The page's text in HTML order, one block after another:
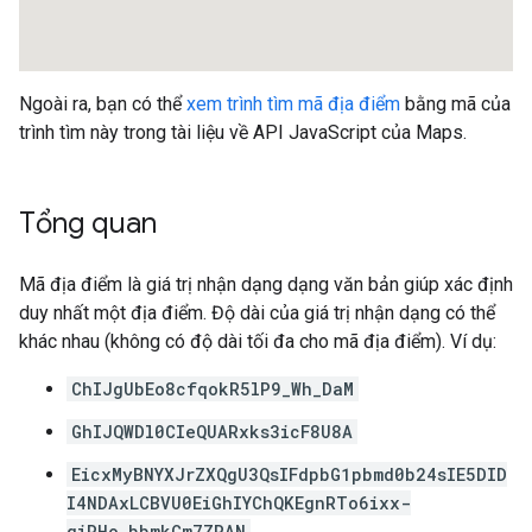
Ngoài ra, bạn có thểxem trình tìm mã địa điểm bằng mã của
trình tìm này trong tài liệu về API JavaScript của Maps.
Tổng quan
Mã địa điểm là giá trị nhận dạng dạng văn bản giúp xác định
duy nhất một địa điểm. Độ dài của giá trị nhận dạng có thể
khác nhau (không có độ dài tối đa cho mã địa điểm). Ví dụ:
ChIJgUbEo8cfqokR5lP9_Wh_DaM
GhIJQWDl0CIeQUARxks3icF8U8A
EicxMyBNYXJrZXQgU3QsIFdpbG1pbmd0b24sIE5DID
I4NDAxLCBVU0EiGhIYChQKEgnRTo6ixx-